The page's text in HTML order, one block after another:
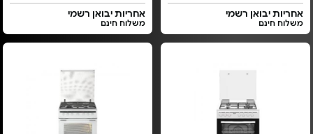
אחריות יבואן רשמי
משלוח חינם
אחריות יבואן רשמי
משלוח חינם